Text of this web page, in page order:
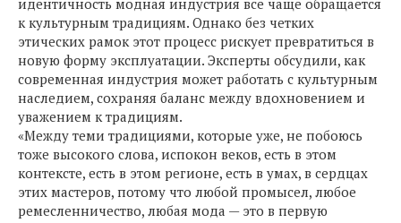
идентичность модная индустрия все чаще обращается
к культурным традициям. Однако без четких
этических рамок этот процесс рискует превратиться в
новую форму эксплуатации. Эксперты обсудили, как
современная индустрия может работать с культурным
наследием, сохраняя баланс между вдохновением и
уважением к традициям.
«Между теми традициями, которые уже, не побоюсь
тоже высокого слова, испокон веков, есть в этом
контексте, есть в этом регионе, есть в умах, в сердцах
этих мастеров, потому что любой промысел, любое
ремесленничество, любая мода — это в первую